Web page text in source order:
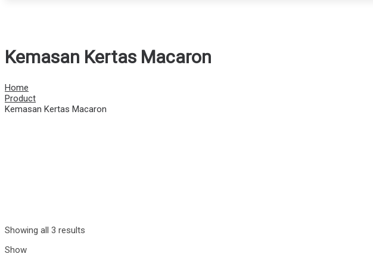
Kemasan Kertas Macaron
Home
Product
Kemasan Kertas Macaron
Showing all 3 results
Show